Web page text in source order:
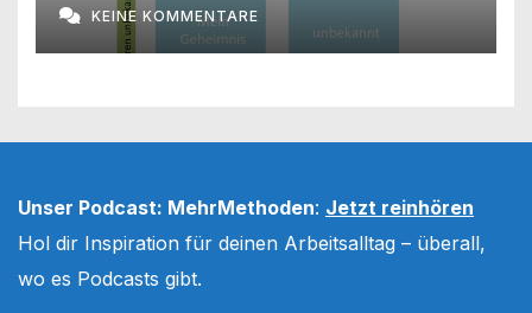
KEINE KOMMENTARE
Unser Podcast: MehrMethoden: Jetzt reinhören
Hol dir Inspiration für deinen Arbeitsalltag – überall,
wo es Podcasts gibt.